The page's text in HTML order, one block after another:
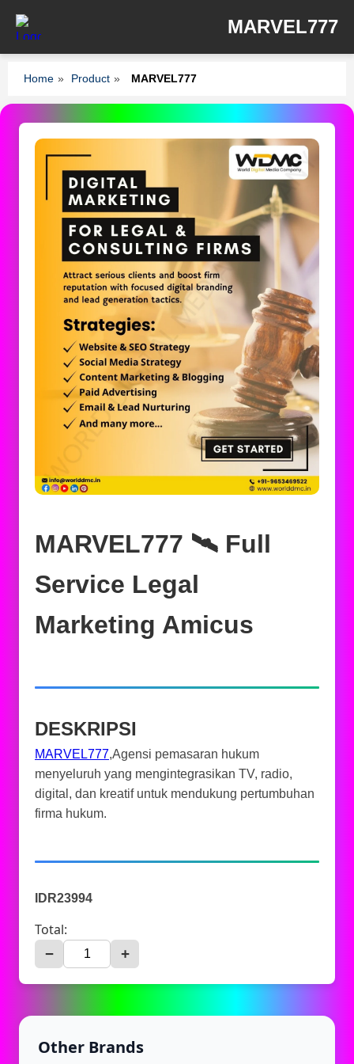
MARVEL777
Home » Product » MARVEL777
MARVEL777 🛰️‍ Full
Service Legal
Marketing Amicus
DESKRIPSI
MARVEL777,Agensi pemasaran hukum
menyeluruh yang mengintegrasikan TV, radio,
digital, dan kreatif untuk mendukung pertumbuhan
firma hukum.
IDR23994
Total:
− +
Other Brands